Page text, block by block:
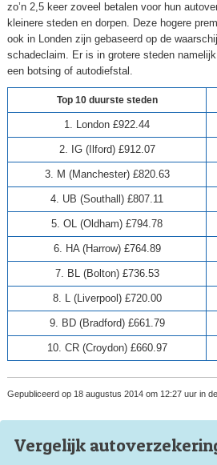
zo’n 2,5 keer zoveel betalen voor hun
kleinere steden en dorpen. Deze hogere
ook in Londen zijn gebaseerd op de
schadeclaim. Er is in grotere steden
een botsing of autodiefstal.
Top 10 duurste steden
1. London £922.44
2. IG (Ilford) £912.07
3. M (Manchester) £820.63
4. UB (Southall) £807.11
5. OL (Oldham) £794.78
6. HA (Harrow) £764.89
7. BL (Bolton) £736.53
8. L (Liverpool) £720.00
9. BD (Bradford) £661.79
10. CR (Croydon) £660.97
Gepubliceerd op 18 augustus 2014 om 12:27 uur in
Vergelijk auto